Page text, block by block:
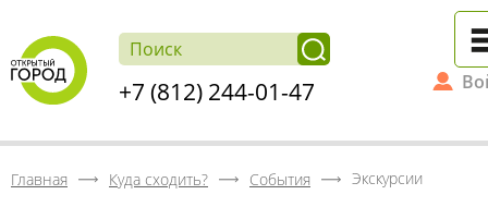
+7 (812) 244-01-47
Главная Куда сходить? События Экскурсии